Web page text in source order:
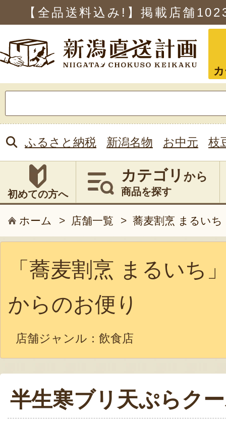
【全品送料込み!】掲載店舗
索:
ふるさと納税 新潟名物 お中元 枝
初めての方へ
カテゴリ から
商品を探す
ホーム > 店舗一覧 > 蕎麦割烹 まるいち
「蕎麦割烹 まるいち
からのお便り
店舗ジャンル： 飲食店
半生寒ブリ天ぷらク